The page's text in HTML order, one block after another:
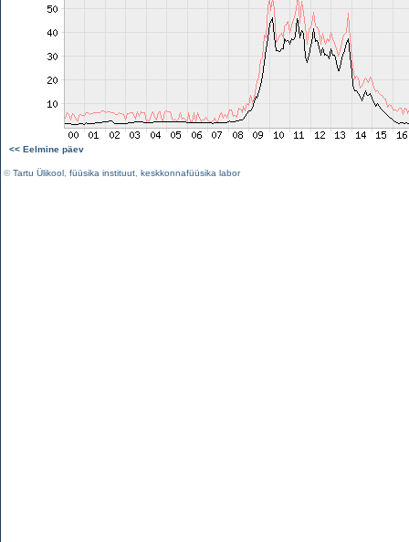
<< Eelmine päev
©Tartu Ülikool füüsika instituut keskkonnafüüsika labor